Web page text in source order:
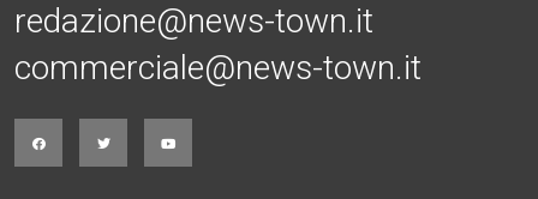
redazione@news-town.it
commerciale@news-town.it